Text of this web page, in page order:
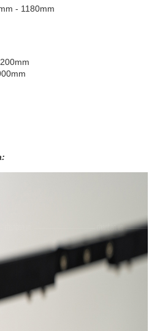
- 1180mm